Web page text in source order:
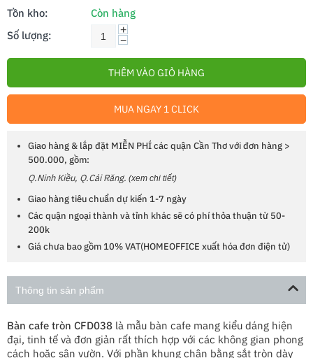
Tồn kho:
Còn hàng
Số lượng:
+
−
THÊM VÀO GIỎ HÀNG
MUA NGAY 1 CLICK
Giao hàng & lắp đặt MIỄN PHÍ các quận Cần Thơ với đơn hàng >
500.000, gồm:
Q.Ninh Kiều, Q.Cái Răng. (xem chi tiết)
Giao hàng tiêu chuẩn dự kiến 1-7 ngày
Các quận ngoại thành và tỉnh khác sẽ có phí thỏa thuận từ 50-
200k
Giá chưa bao gồm 10% VAT(HOMEOFFICE xuất hóa đơn điện tử)
Thông tin sản phẩm
Bàn cafe tròn CFD038 là mẫu bàn cafe mang kiểu dáng hiện
đại, tinh tế và đơn giản rất thích hợp với các không gian phong
cách hoặc sân vườn. Với phần khung chân bằng sắt tròn dày